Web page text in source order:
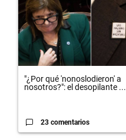
"¿Por qué 'nonoslodieron' a
nosotros?": el desopilante ...
23 comentarios